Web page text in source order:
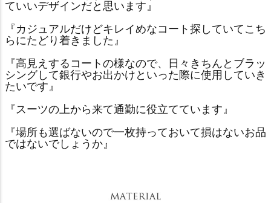
ていいデザインだと思います』
『カジュアルだけどキレイめなコート探していてこち
らにたどり着きました』
『高見えするコートの様なので、日々きちんとブラッ
シングして銀行やお出かけといった際に使用していき
たいです』
『スーツの上から来て通勤に役立てています』
『場所も選ばないので一枚持っておいて損はないお品
ではないでしょうか』